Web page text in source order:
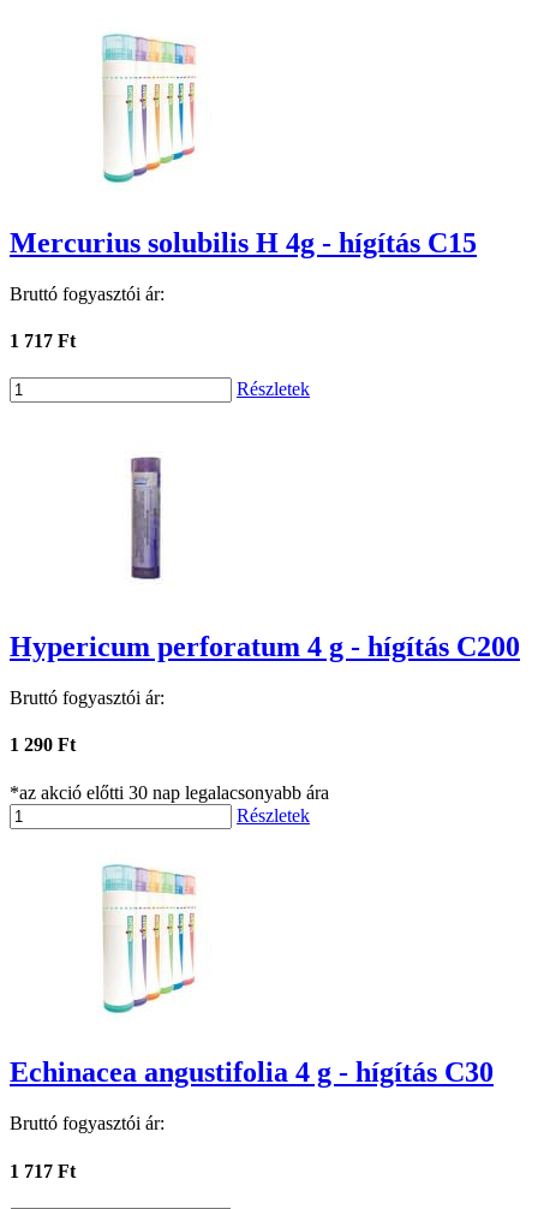
Mercurius solubilis H 4g - hígítás C15
Bruttó fogyasztói ár:
1 717 Ft
Részletek
Hypericum perforatum 4 g - hígítás C200
Bruttó fogyasztói ár:
1 290 Ft
*az akció előtti 30 nap legalacsonyabb ára
Részletek
Echinacea angustifolia 4 g - hígítás C30
Bruttó fogyasztói ár:
1 717 Ft